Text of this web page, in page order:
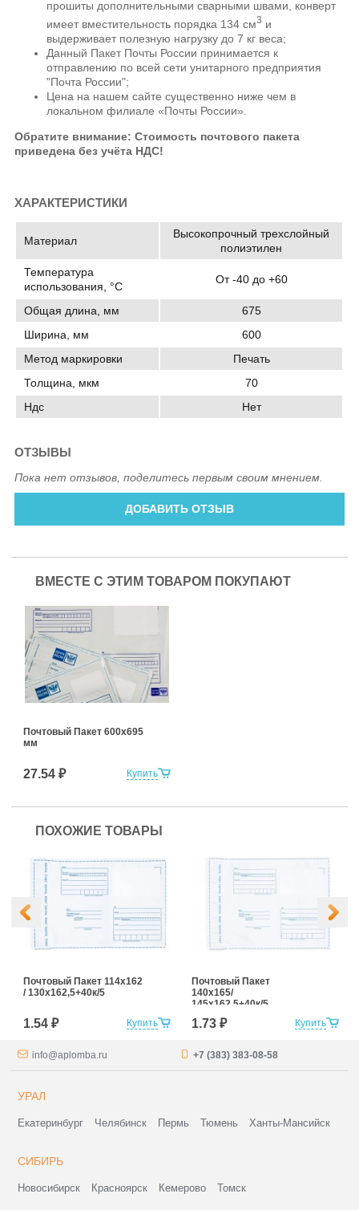
прошиты дополнительными сварными швами, конверт
имеет вместительность порядка 134 см3 и
выдерживает полезную нагрузку до 7 кг веса;
Данный Пакет Почты России принимается к
отправлению по всей сети унитарного предприятия
"Почта России";
Цена на нашем сайте существенно ниже чем в
локальном филиале «Почты России».
Обратите внимание: Стоимость почтового пакета
приведена без учёта НДС!
ХАРАКТЕРИСТИКИ
Материал
Высокопрочный трехслойный
полиэтилен
Температура
использования, °C
От -40 до +60
Общая длина, мм
675
Ширина, мм
600
Метод маркировки
Печать
Толщина, мкм
70
Ндс
Нет
ОТЗЫВЫ
Пока нет отзывов, поделитесь первым своим мнением.
ДОБАВИТЬ ОТЗЫВ
ВМЕСТЕ С ЭТИМ ТОВАРОМ ПОКУПАЮТ
Купить
Почтовый Пакет 600х695
мм
27.54 ₽
ПОХОЖИЕ ТОВАРЫ
Купить
Почтовый Пакет 114х162
/ 130x162,5+40к/5
1.54 ₽ Купить
Почтовый Пакет
140х165/
145x162,5+40к/5
1.73 ₽
info@aplomba.ru +7 (383) 383-08-58
УРАЛ
Екатеринбург Челябинск Пермь Тюмень Ханты-Мансийск
СИБИРЬ
Новосибирск Красноярск Кемерово Томск